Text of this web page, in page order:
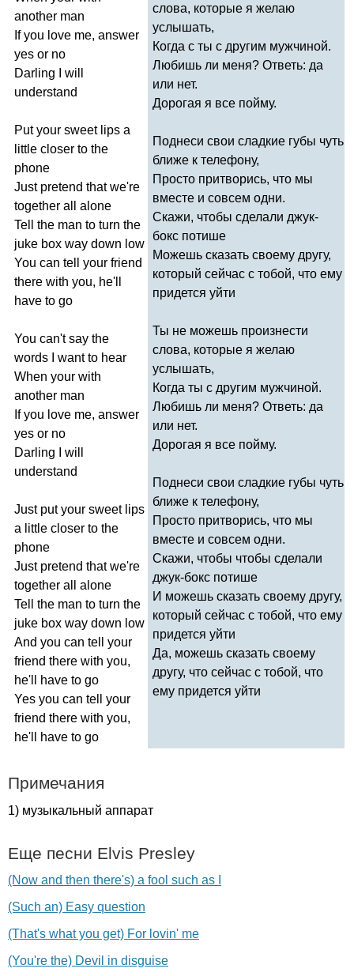
another man
If you love me, answer
yes or no
Darling
will
understand
Put your sweet lips a
little closer to the
phone
Just pretend that we're
together all
alone
Tell
the man to turn the
juke box way down low
You can tell your friend
there with you, he'll
have to go
You can't say the
words
want to hear
When your with
another man
If you love me, answer
yes or no
Darling
will
understand
Just put your sweet lips
a little closer to the
phone
Just pretend that we're
together all
alone
Tell
the man to turn the
juke box way down low
And you can tell
your
friend there with you,
he'll
have to go
Yes you can tell
your
friend there with you,
he'll
have to go
слова, которые я желаю
услышать,
Когда с ты с другим мужчиной.
Любишь ли меня? Ответь: да
или нет.
Дорогая я все пойму.
Поднеси свои сладкие губы чуть
ближе к телефону,
Просто притворись, что мы
вместе и совсем одни.
Скажи, чтобы сделали джук-
бокс потише
Можешь сказать своему другу,
который сейчас с тобой, что ему
придется уйти
Ты не можешь произнести
слова, которые я желаю
услышать,
Когда ты с другим мужчиной.
Любишь ли меня? Ответь: да
или нет.
Дорогая я все пойму.
Поднеси свои сладкие губы чуть
ближе к телефону,
Просто притворись, что мы
вместе и совсем одни.
Скажи, чтобы чтобы сделали
джук-бокс потише
И можешь сказать своему другу,
который сейчас с тобой, что ему
придется уйти
Да, можешь сказать своему
другу, что сейчас с тобой, что
ему придется уйти
Примечания
1) музыкальный аппарат
Еще песни Elvis Presley
(Now and then there's) a fool such as I
(Such an) Easy question
(That's what you get) For lovin' me
(You're the) Devil in disguise